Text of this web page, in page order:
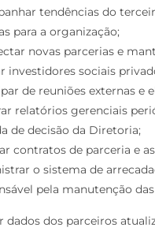
tendências do
para a organização;
novas parcerias e
investidores sociais
de reuniões externas e
relatórios gerenciais
de decisão da Diretoria;
contratos de parceria e
o sistema de
pela manutenção
dados dos parceiros